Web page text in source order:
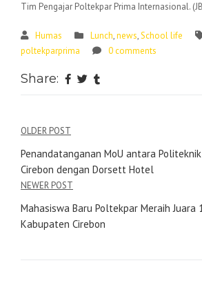
Tim Pengajar Poltekpar Prima Internasional.
Humas Lunch,news,School life
poltekparprima
0 comments
Share:
OLDER POST
Penandatanganan MoU antara
Cirebon dengan Dorsett Hotel
NEWER POST
Mahasiswa Baru Poltekpar Meraih Juara
Kabupaten Cirebon